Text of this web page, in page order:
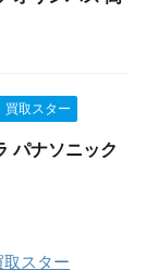
買取スター
パナソニック
スター